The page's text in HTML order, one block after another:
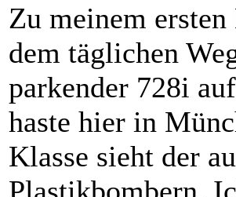
Zu meinem
dem täglichen
parkender 728i
haste hier in
Klasse sieht der